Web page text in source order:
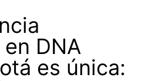
DNA
es única: